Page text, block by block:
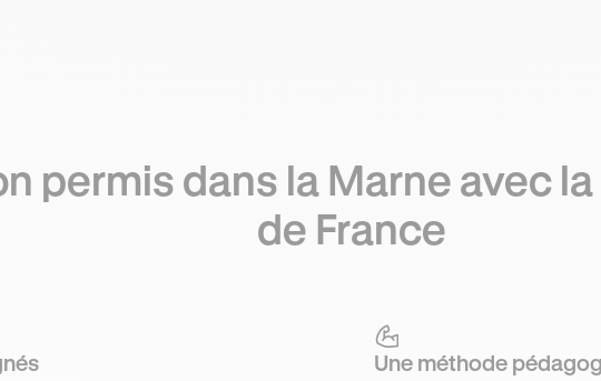
permis dans la Marne avec
de France
Une méthode